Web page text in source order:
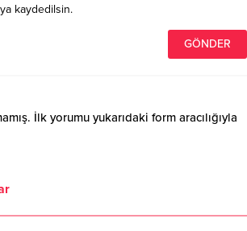
kaydedilsin.
İlk yorumu yukarıdaki form aracılığıyla